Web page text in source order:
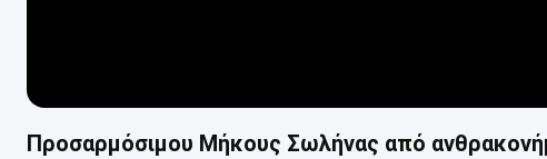
Προσαρμόσιμου Μήκους Σωλήνας από